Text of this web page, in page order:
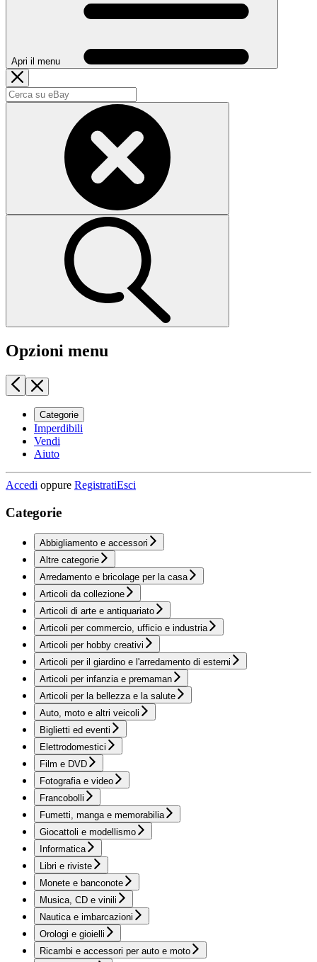
Apri il menu
Opzioni menu
Categorie
Imperdibili
Vendi
Aiuto
Accedi oppure RegistratiEsci
Categorie
Abbigliamento e accessori
Altre categorie
Arredamento e bricolage per la casa
Articoli da collezione
Articoli di arte e antiquariato
Articoli per commercio, ufficio e industria
Articoli per hobby creativi
Articoli per il giardino e l'arredamento di esterni
Articoli per infanzia e premaman
Articoli per la bellezza e la salute
Auto, moto e altri veicoli
Biglietti ed eventi
Elettrodomestici
Film e DVD
Fotografia e video
Francobolli
Fumetti, manga e memorabilia
Giocattoli e modellismo
Informatica
Libri e riviste
Monete e banconote
Musica, CD e vinili
Nautica e imbarcazioni
Orologi e gioielli
Ricambi e accessori per auto e moto